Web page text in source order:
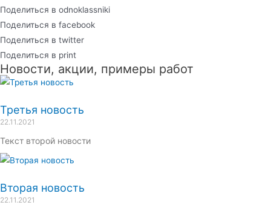
Поделиться в odnoklassniki
Поделиться в facebook
Поделиться в twitter
Поделиться в print
Новости, акции, примеры работ
Третья новость
22.11.2021
Текст второй новости
Вторая новость
22.11.2021